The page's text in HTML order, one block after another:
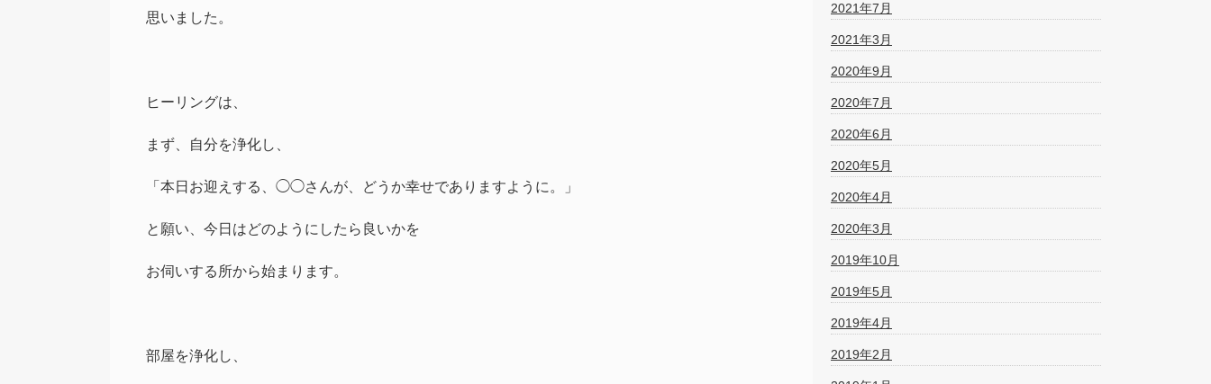
思いました。
ヒーリングは、
まず、自分を浄化し、
「本日お迎えする、◯◯さんが、どうか幸せでありますように。」
と願い、今日はどのようにしたら良いかを
お伺いする所から始まります。
部屋を浄化し、
2021年7月
2021年3月
2020年9月
2020年7月
2020年6月
2020年5月
2020年4月
2020年3月
2019年10月
2019年5月
2019年4月
2019年2月